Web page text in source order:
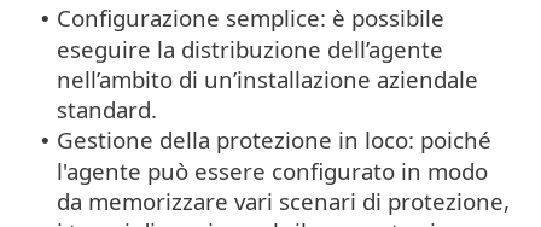
• Configurazione semplice: è possibile
eseguire la distribuzione dell’agente
nell’ambito di un’installazione aziendale
standard.
• Gestione della protezione in loco: poiché
l'agente può essere configurato in modo
da memorizzare vari scenari di protezione,